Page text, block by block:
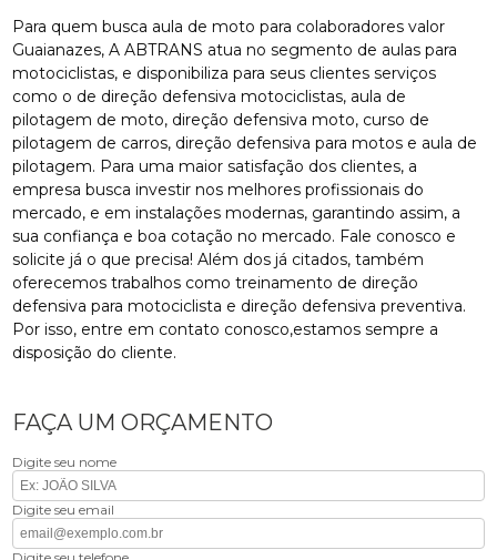
Para quem busca aula de moto para colaboradores valor
Guaianazes, A ABTRANS atua no segmento de aulas para
motociclistas, e disponibiliza para seus clientes serviços
como o de direção defensiva motociclistas, aula de
pilotagem de moto, direção defensiva moto, curso de
pilotagem de carros, direção defensiva para motos e aula de
pilotagem. Para uma maior satisfação dos clientes, a
empresa busca investir nos melhores profissionais do
mercado, e em instalações modernas, garantindo assim, a
sua confiança e boa cotação no mercado. Fale conosco e
solicite já o que precisa! Além dos já citados, também
oferecemos trabalhos como treinamento de direção
defensiva para motociclista e direção defensiva preventiva.
Por isso, entre em contato conosco,estamos sempre a
disposição do cliente.
FAÇA UM ORÇAMENTO
Digite seu nome
Digite seu email